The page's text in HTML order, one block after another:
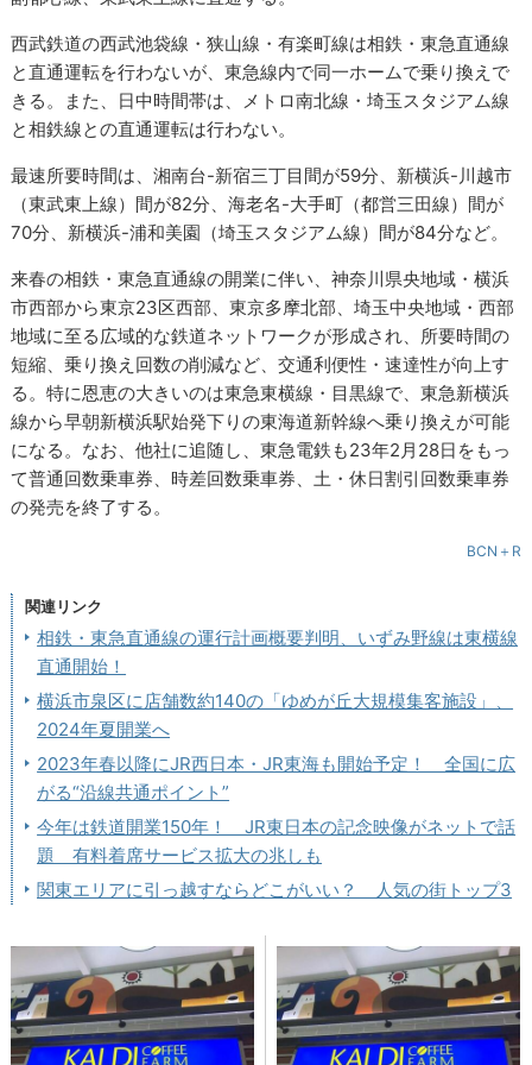
西武鉄道の西武池袋線・狭山線・有楽町線は相鉄・東急直通線
と直通運転を行わないが、東急線内で同一ホームで乗り換えで
きる。また、日中時間帯は、メトロ南北線・埼玉スタジアム線
と相鉄線との直通運転は行わない。
最速所要時間は、湘南台-新宿三丁目間が59分、新横浜-川越市
（東武東上線）間が82分、海老名-大手町（都営三田線）間が
70分、新横浜-浦和美園（埼玉スタジアム線）間が84分など。
来春の相鉄・東急直通線の開業に伴い、神奈川県央地域・横浜
市西部から東京23区西部、東京多摩北部、埼玉中央地域・西部
地域に至る広域的な鉄道ネットワークが形成され、所要時間の
短縮、乗り換え回数の削減など、交通利便性・速達性が向上す
る。特に恩恵の大きいのは東急東横線・目黒線で、東急新横浜
線から早朝新横浜駅始発下りの東海道新幹線へ乗り換えが可能
になる。なお、他社に追随し、東急電鉄も23年2月28日をもっ
て普通回数乗車券、時差回数乗車券、土・休日割引回数乗車券
の発売を終了する。
BCN＋R
関連リンク
相鉄・東急直通線の運行計画概要判明、いずみ野線は東横線
直通開始！
横浜市泉区に店舗数約140の「ゆめが丘大規模集客施設」、
2024年夏開業へ
2023年春以降にJR西日本・JR東海も開始予定！ 全国に広
がる“沿線共通ポイント”
今年は鉄道開業150年！ JR東日本の記念映像がネットで話
題 有料着席サービス拡大の兆しも
関東エリアに引っ越すならどこがいい？ 人気の街トップ3